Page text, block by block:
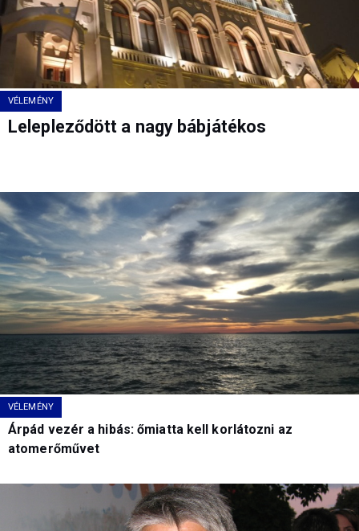
VÉLEMÉNY
Lelepleződött a nagy bábjátékos
VÉLEMÉNY
Árpád vezér a hibás: őmiatta kell korlátozni az
atomerőművet